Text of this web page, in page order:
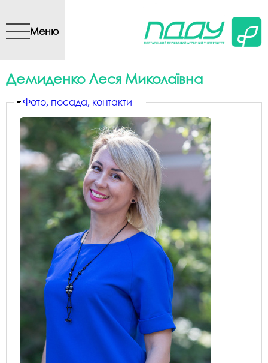
вмісту
Меню
Демиденко Леся Миколаївна
ПриховатиФото, посада, контакти